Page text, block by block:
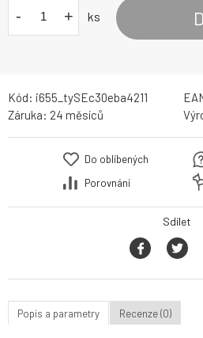
- + ks
Kód: i655_tySEc30eba4211
Záruka: 24 měsíců
Do oblíbených
Porovnání
Sdílet
Popis a parametry Recenze (0)